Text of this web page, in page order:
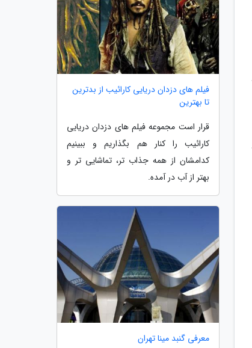
فیلم های دزدان دریایی کارائیب از بدترین
تا بهترین
قرار است مجموعه فیلم های دزدان دریایی
کارائیب را کنار هم بگذاریم و ببینیم
کدامشان از همه جذاب تر، تماشایی تر و
بهتر از آب در آمده.
معرفی گنبد مینا تهران